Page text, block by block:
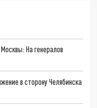
На генералов
в сторону Челябинска